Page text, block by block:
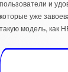
и
уже
модель, как